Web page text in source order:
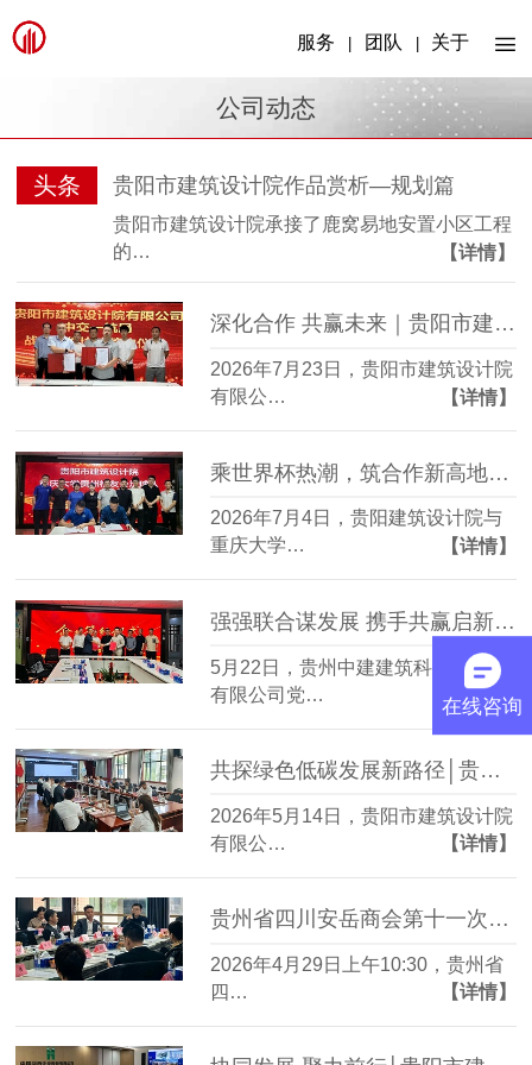
服务 团队 关于
公司动态
头条 贵阳市建筑设计院作品赏析—规划篇
贵阳市建筑设计院承接了鹿窝易地安置小区工程
的…
【详情】
深化合作 共赢未来｜贵阳市建筑设计院与中交一航局签署战略合作协议
2026年7月23日，贵阳市建筑设计院
有限公…
【详情】
乘世界杯热潮，筑合作新高地│贵阳市建筑设计院与重庆大学贵州校友足球队友谊赛及沟通会圆满举行
2026年7月4日，贵阳建筑设计院与
重庆大学…
【详情】
强强联合谋发展 携手共赢启新篇│贵阳市建筑设计院与贵州中建建筑科研设计院成功签订战略合作协议
5月22日，贵州中建建筑科研设计院
有限公司党…
【详情】
共探绿色低碳发展新路径│贵阳市建筑设计院与贵州中建科研院达成零碳园区战略合作
2026年5月14日，贵阳市建筑设计院
有限公…
【详情】
贵州省四川安岳商会第十一次理事会在贵阳市建筑设计院隆重召开
2026年4月29日上午10:30，贵州省
四…
【详情】
在线咨询